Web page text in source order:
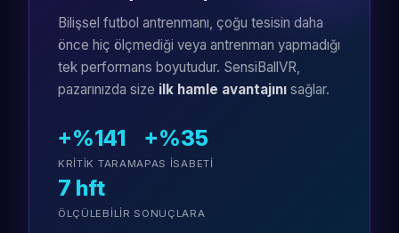
Bilişsel futbol antrenmanı, çoğu tesisin daha
önce hiç ölçmediği veya antrenman yapmadığı
tek performans boyutudur. SensiBallVR,
pazarınızda size ilk hamle avantajını sağlar.
+%141
KRITIK TARAMA
+%35
PAS ISABETI
7 hft
ÖLÇÜLEBILIR SONUÇLARA